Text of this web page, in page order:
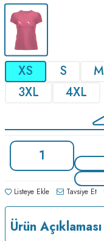
XS S M
3XL
4XL
Listeye Ekle Tavsiye Et
Ürün Açıklaması